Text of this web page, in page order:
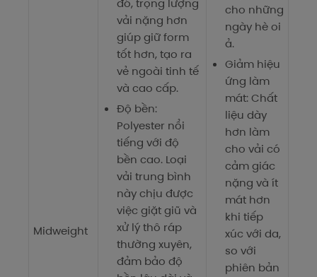
Midweight
đó, trọng lượng
vải nặng hơn
giúp giữ form
tốt hơn, tạo ra
vẻ ngoài tinh tế
và cao cấp.
Độ bền:
Polyester nổi
tiếng với độ
bền cao. Loại
vải trung bình
này chịu được
việc giặt giũ và
xử lý thô ráp
thường xuyên,
đảm bảo độ
cho những
ngày hè oi
ả.
Giảm hiệu
ứng làm
mát: Chất
liệu dày
hơn làm
cho vải có
cảm giác
nặng và ít
mát hơn
khi tiếp
xúc với da,
so với
phiên bản